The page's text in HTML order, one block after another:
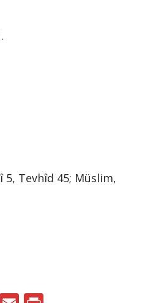
5, Tevhîd 45; Müslim,